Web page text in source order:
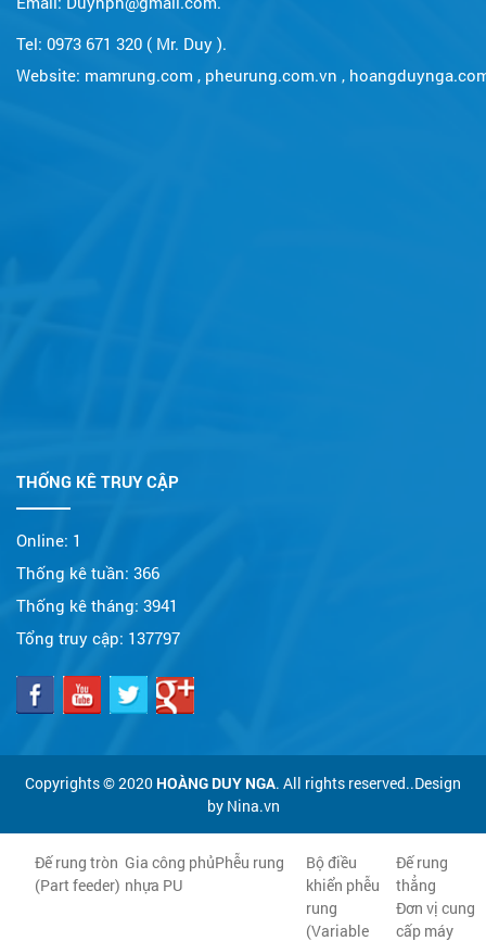
Tel: 0973 671 320 ( Mr. Duy ).
Website: mamrung.com , pheurung.com.vn ,
THỐNG KÊ TRUY CẬP
Online: 1
Thống kê tuần: 366
Thống kê tháng: 3941
Tổng truy cập: 137797
Copyrights © 2020 HOÀNG DUY NGA. All rights reserved..Design
by Nina.vn
Đế rung tròn
(Part feeder)
Gia công phủ
nhựa PU
Phễu rung
Bộ điều
khiển phễu
rung
(Variable
Đế rung
thẳng
Đơn vị cung
cấp máy